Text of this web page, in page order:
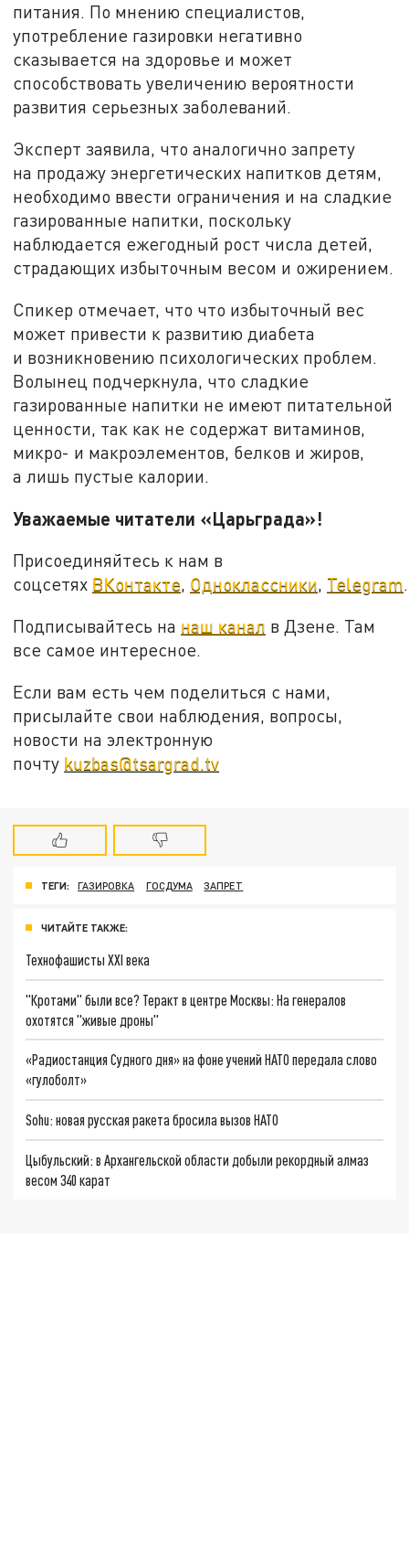
питания. По мнению специалистов,
употребление газировки негативно
сказывается на здоровье и может
способствовать увеличению вероятности
развития серьезных заболеваний.
Эксперт заявила, что аналогично запрету
на продажу энергетических напитков детям,
необходимо ввести ограничения и на сладкие
газированные напитки, поскольку
наблюдается ежегодный рост числа детей,
страдающих избыточным весом и ожирением.
Спикер отмечает, что что избыточный вес
может привести к развитию диабета
и возникновению психологических проблем.
Волынец подчеркнула, что сладкие
газированные напитки не имеют питательной
ценности, так как не содержат витаминов,
микро- и макроэлементов, белков и жиров,
а лишь пустые калории.
Уважаемые читатели «Царьграда»!
Присоединяйтесь к нам в
соцсетях ВКонтакте, Одноклассники, Telegram.
Подписывайтесь на наш канал в Дзене. Там
все самое интересное.
Если вам есть чем поделиться с нами,
присылайте свои наблюдения, вопросы,
новости на электронную
почту kuzbas@tsargrad.tv
ТЕГИ: ГАЗИРОВКА ГОСДУМА ЗАПРЕТ
ЧИТАЙТЕ ТАКЖЕ:
Технофашисты XXI века
"Кротами" были все? Теракт в центре Москвы: На генералов
охотятся "живые дроны"
«Радиостанция Судного дня» на фоне учений НАТО передала слово
«гулоболт»
Sohu: новая русская ракета бросила вызов НАТО
Цыбульский: в Архангельской области добыли рекордный алмаз
весом 340 карат